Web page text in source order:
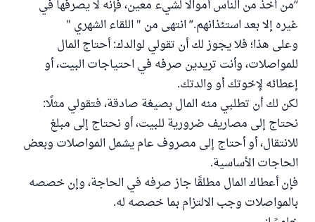
“من أخذ من الناس أموالًا لشيء معين، فإنه لا يصرفها في
غيره إلا بعد استئذانهم.” انتهى من " اللقاء الشهري "
وعلى هذا؛ فلا يجوز لك أن تقولي لوالدك: أحتاج المال
للمواصلات، وأنت تريدين صرفه في احتياجات البيت، أو
إعطائه لإخوتك أو والدتك.
لكن لك أن تطلبي منه المال بصيغة صادقة، فتقولي مثلًا:
نحتاج إلى مصاريف ضرورية للبيت، أو نحتاج إلى مبلغ
للانتقال، أو أحتاج إلى مصروف عام يشمل المواصلات وبعض
الحاجات الأساسية.
فإن أعطاك المال مطلقًا جاز صرفه في الحاجة، وإن خصصه
بالمواصلات وجب الالتزام بما خصصه له.